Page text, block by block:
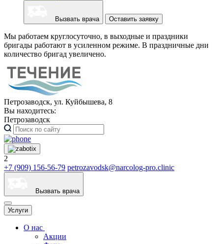
Вызвать врача Оставить заявку
Мы работаем круглосуточно, в выходные и праздники
бригады работают в усиленном режиме. В праздничные дни
количество бригад увеличено.
Петрозаводск, ул. Куйбышева, 8
Вы находитесь:
Петрозаводск
2
+7 (909) 156-56-79 petrozavodsk@narcolog-pro.clinic
Вызвать врача
Услуги
О нас
Акции